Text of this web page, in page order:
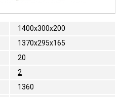
1400x300x200
1370x295x165
20
2
1360